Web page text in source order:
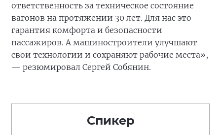
ответственность за техническое состояние
вагонов на протяжении 30 лет. Для нас это
гарантия комфорта и безопасности
пассажиров. А машиностроители улучшают
свои технологии и сохраняют рабочие места»,
— резюмировал Сергей Собянин.
Спикер